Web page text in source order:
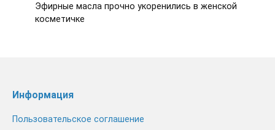
Эфирные масла прочно укоренились в женской
косметичке
Информация
Пользовательское соглашение